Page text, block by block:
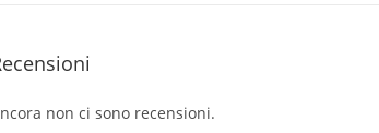
non ci sono recensioni.